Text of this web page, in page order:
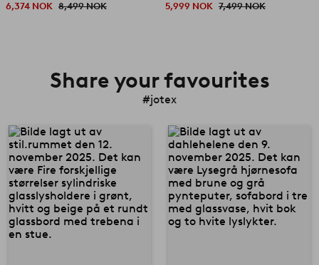
6,374 NOK 8,499 NOK
5,999 NOK 7,499 NOK
Share your favourites
#jotex